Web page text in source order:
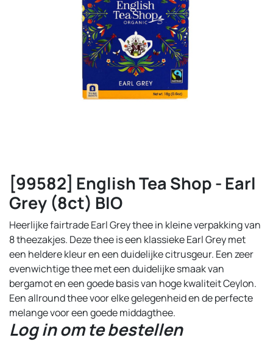
[99582] English Tea Shop - Earl
Grey (8ct) BIO
Heerlijke fairtrade Earl Grey thee in kleine verpakking van
8 theezakjes. Deze thee is een klassieke Earl Grey met
een heldere kleur en een duidelijke citrusgeur. Een zeer
evenwichtige thee met een duidelijke smaak van
bergamot en een goede basis van hoge kwaliteit Ceylon.
Een allround thee voor elke gelegenheid en de perfecte
melange voor een goede middagthee.
Log in om te bestellen